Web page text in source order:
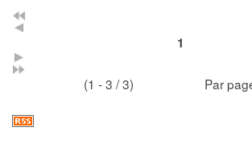
1
(1 - 3 / 3) Par